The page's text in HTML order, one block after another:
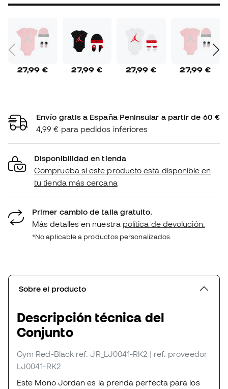
27,99 € 27,99 € 27,99 € 27,99 €
Envío gratis a España Peninsular a partir de 60 €
4,99 € para pedidos inferiores
Disponibilidad en tienda
Comprueba si este producto está disponible en
tu tienda más cercana
Primer cambio de talla gratuito.
Más detalles en nuestra política de devolución.
*No aplicable a productos personalizados.
Sobre el producto
Descripción técnica del
Conjunto
Gym Red-Black ref. JR_LJ0041-RK2 | ref. proveedor
LJ0041-RK2
Este Mono Jordan es la prenda perfecta para los